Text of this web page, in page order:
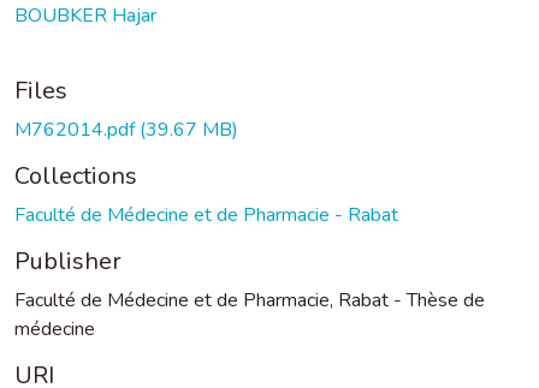
BOUBKER Hajar
Files
M762014.pdf(39.67 MB)
Collections
Faculté de Médecine et de Pharmacie - Rabat
Publisher
Faculté de Médecine et de Pharmacie, Rabat - Thèse de
médecine
URI